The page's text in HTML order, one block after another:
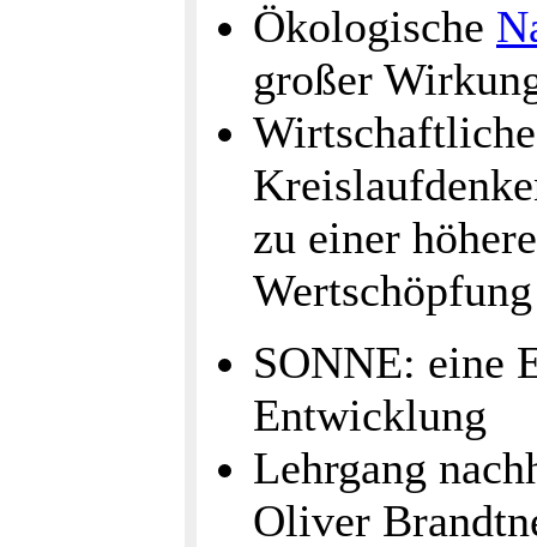
Ökologische
großer
zu einer
Wertschöpfung
SONNE: eine
Entwicklung
Lehrgang
Oliver